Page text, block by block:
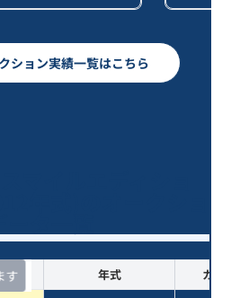
ション実績一覧はこちら
績 年式 カラ